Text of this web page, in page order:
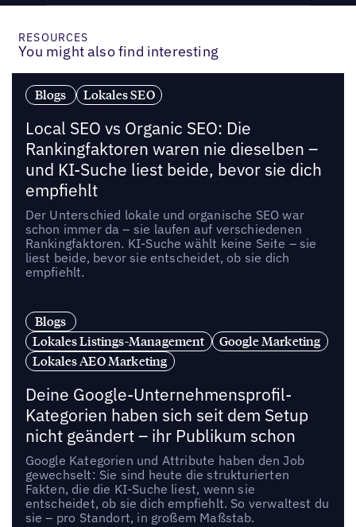
RESOURCES
You might also find interesting
Blogs Lokales SEO
Local SEO vs Organic SEO: Die
Rankingfaktoren waren nie dieselben –
und KI-Suche liest beide, bevor sie dich
empfiehlt
Der Unterschied lokale und organische SEO war
schon immer da – sie laufen auf verschiedenen
Rankingfaktoren. KI-Suche wählt keine Seite – sie
liest beide, bevor sie entscheidet, ob sie dich
empfiehlt.
Blogs
Lokales Listings-Management
Google Marketing
Lokales AEO Marketing
Deine Google-Unternehmensprofil-
Kategorien haben sich seit dem Setup
nicht geändert – ihr Publikum schon
Google Kategorien und Attribute haben den Job
gewechselt: Sie sind heute die strukturierten
Fakten, die die KI-Suche liest, wenn sie
entscheidet, ob sie dich empfiehlt. So verwaltest du
sie – pro Standort, in großem Maßstab.